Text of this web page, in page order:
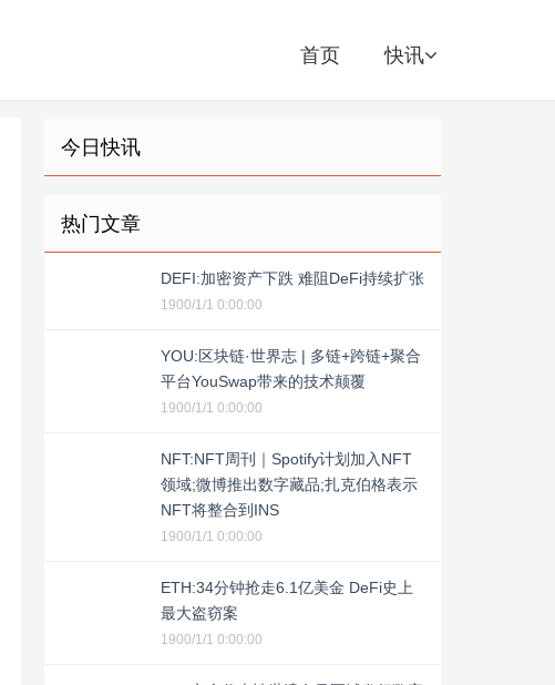
首页 快讯
今日快讯
热门文章
DEFI:加密资产下跌 难阻DeFi持续扩张
1900/1/1 0:00:00
YOU:区块链·世界志 | 多链+跨链+聚合
平台YouSwap带来的技术颠覆
1900/1/1 0:00:00
NFT:NFT周刊｜Spotify计划加入NFT
领域;微博推出数字藏品;扎克伯格表示
NFT将整合到INS
1900/1/1 0:00:00
ETH:34分钟抢走6.1亿美金 DeFi史上
最大盗窃案
1900/1/1 0:00:00